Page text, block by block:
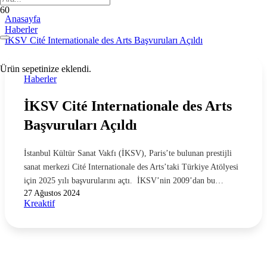
Ürün sepetinize eklendi.
Anasayfa
Haberler
İKSV Cité Internationale des Arts Başvuruları Açıldı
Haberler
İKSV Cité Internationale des Arts
Başvuruları Açıldı
İstanbul Kültür Sanat Vakfı (İKSV), Paris’te bulunan prestijli
sanat merkezi Cité Internationale des Arts’taki Türkiye Atölyesi
için 2025 yılı başvurularını açtı. İKSV’nin 2009’dan bu…
27 Ağustos 2024
Kreaktif